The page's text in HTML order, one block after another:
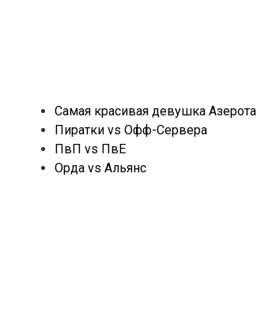
Самая красивая девушка Азерота
Пиратки vs Офф-Сервера
ПвП vs ПвЕ
Орда vs Альянс